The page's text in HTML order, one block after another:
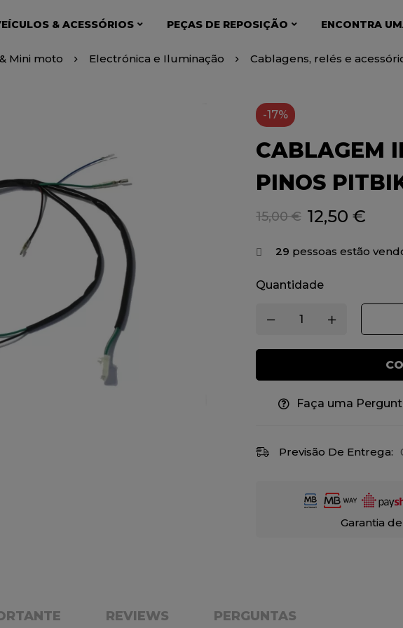
& ACESSÓRIOS PEÇAS DE REPOSIÇÃO ENCONTRA
Mini moto Electrónica e Iluminação Cablagens, relés e
-17%
CABLAGEM
PINOS
15,00€ 12,50 €
29 pessoas estão
Quantidade
Faça uma
Previsão De Entrega:
Garantia
REVIEWS PERGUNTAS